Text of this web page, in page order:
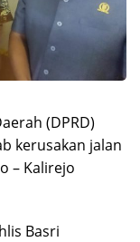
(DPRD)
kerusakan jalan
– Kalirejo
Basri